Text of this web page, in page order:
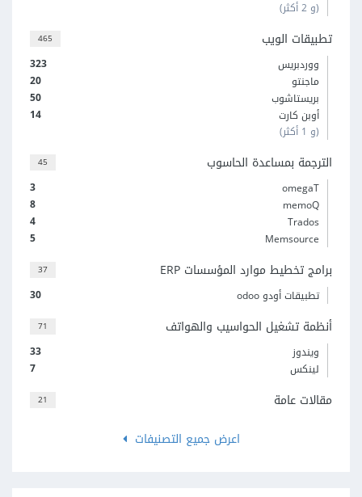
(و 2 أكثر)
465 تطبيقات الويب
323
ووردبريس
20
ماجنتو
50
بريستاشوب
14
أوبن كارت
(و 1 أكثر)
45 الترجمة بمساعدة الحاسوب
3
omegaT
8
memoQ
4
Trados
5
Memsource
37 برامج تخطيط موارد المؤسسات ERP
30 تطبيقات أودو odoo
71 أنظمة تشغيل الحواسيب والهواتف
33
ويندوز
7
لينكس
21
مقالات عامة
اعرض جميع التصنيفات